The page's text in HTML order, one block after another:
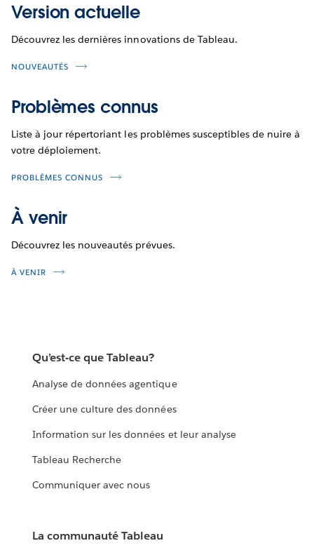
Version actuelle
Découvrez les dernières innovations de Tableau.
NOUVEAUTÉS
Problèmes connus
Liste à jour répertoriant les problèmes susceptibles de nuire à
votre déploiement.
PROBLÈMES CONNUS
À venir
Découvrez les nouveautés prévues.
À VENIR
Qu’est-ce que Tableau?
Analyse de données agentique
Créer une culture des données
Information sur les données et leur analyse
Tableau Recherche
Communiquer avec nous
La communauté Tableau